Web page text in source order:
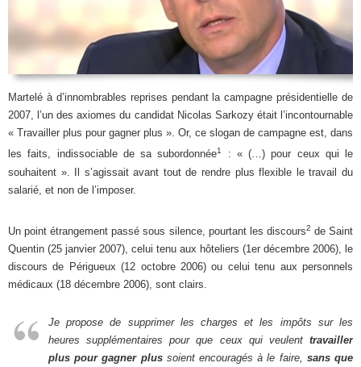
Martelé à d’innombrables reprises pendant la campagne présidentielle de
2007, l’un des axiomes du candidat Nicolas Sarkozy était l’incontournable
« Travailler plus pour gagner plus ». Or, ce slogan de campagne est, dans
les faits, indissociable de sa subordonnée1
: « (…) pour ceux qui le
souhaitent ». Il s’agissait avant tout de rendre plus flexible le travail du
salarié, et non de l’imposer.
Un point étrangement passé sous silence, pourtant les discours2 de Saint
Quentin (25 janvier 2007), celui tenu aux hôteliers (1er décembre 2006), le
discours de Périgueux (12 octobre 2006) ou celui tenu aux personnels
médicaux (18 décembre 2006), sont clairs.
Je propose de supprimer les charges et les impôts sur les
heures supplémentaires pour que ceux qui veulent travailler
plus pour gagner plussoient encouragés à le faire, sans que